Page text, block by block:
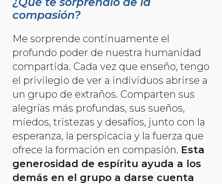
compasión?
Me sorprende continuamente el
profundo poder de nuestra humanidad
compartida. Cada vez que enseño, tengo
el privilegio de ver a individuos abrirse a
un grupo de extraños. Comparten sus
alegrías más profundas, sus sueños,
miedos, tristezas y desafíos, junto con la
esperanza, la perspicacia y la fuerza que
ofrece la formación en compasión. Esta
generosidad de espíritu ayuda a los
demás en el grupo a darse cuenta